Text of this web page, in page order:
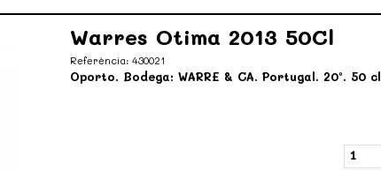
Warres Otima 2013 50Cl
Referència: 430021
Oporto. Bodega: WARRE & CA. Portugal. 20º. 50 cl